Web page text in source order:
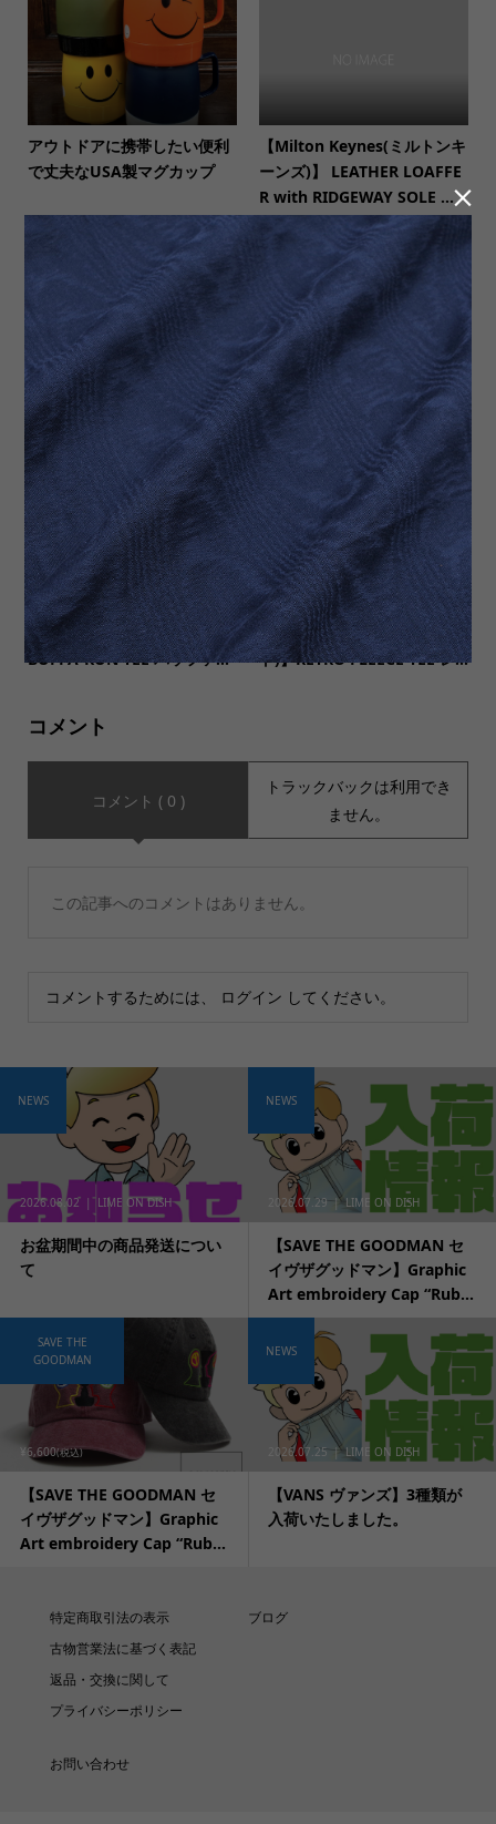
アウトドアに携帯したい便利
で丈夫なUSA製マグカップ
【Milton Keynes(ミルトンキ
ーンズ)】 LEATHER LOAFFE
R with RIDGEWAY SOLE ...
【COMMON EDUCATION コ
モンエデュケーション】 S/S
TEE “MELLOW OUT” 半袖T...
【GOLDENFIT(ゴールデンフ
ィット)】SPECIAL スペシャ
ルが入荷いたしました。
【JHANKSON ジャンクソ
ン】別注カラー有り S/S Tee
BUFFA-KUN TEE バッファ...
【MOUNTAIN EQUIPMENT
(マウンテンイクイップメン
ト)】RETRO FLEECE TEE レ...
コメント
コメント ( 0 )
トラックバックは利用でき
ません。
この記事へのコメントはありません。
コメントするためには、 ログイン してください。
2026.08.02 LIME ON DISH
お盆期間中の商品発送につい
て
NEWS
2026.07.29 LIME ON DISH
【SAVE THE GOODMAN セ
イヴザグッドマン】Graphic
Art embroidery Cap “Rub...
NEWS
¥6,600(税込)
【SAVE THE GOODMAN セ
イヴザグッドマン】Graphic
Art embroidery Cap “Rub...
SAVE THE
GOODMAN
2026.07.25 LIME ON DISH
【VANS ヴァンズ】3種類が
入荷いたしました。
NEWS
特定商取引法の表示
古物営業法に基づく表記
返品・交換に関して
プライバシーポリシー
ブログ
お問い合わせ
